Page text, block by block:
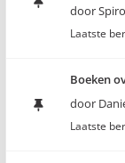
door
Laatste
Boeken
door
Laatste